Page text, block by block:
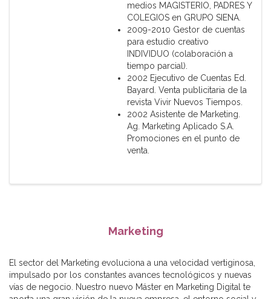
medios MAGISTERIO, PADRES Y
COLEGIOS en GRUPO SIENA.
2009-2010 Gestor de cuentas
para estudio creativo
INDIVIDUO (colaboración a
tiempo parcial).
2002 Ejecutivo de Cuentas Ed.
Bayard. Venta publicitaria de la
revista Vivir Nuevos Tiempos.
2002 Asistente de Marketing.
Ag. Marketing Aplicado S.A.
Promociones en el punto de
venta.
Marketing
El sector del Marketing evoluciona a una velocidad vertiginosa,
impulsado por los constantes avances tecnológicos y nuevas
vías de negocio. Nuestro nuevo Máster en Marketing Digital te